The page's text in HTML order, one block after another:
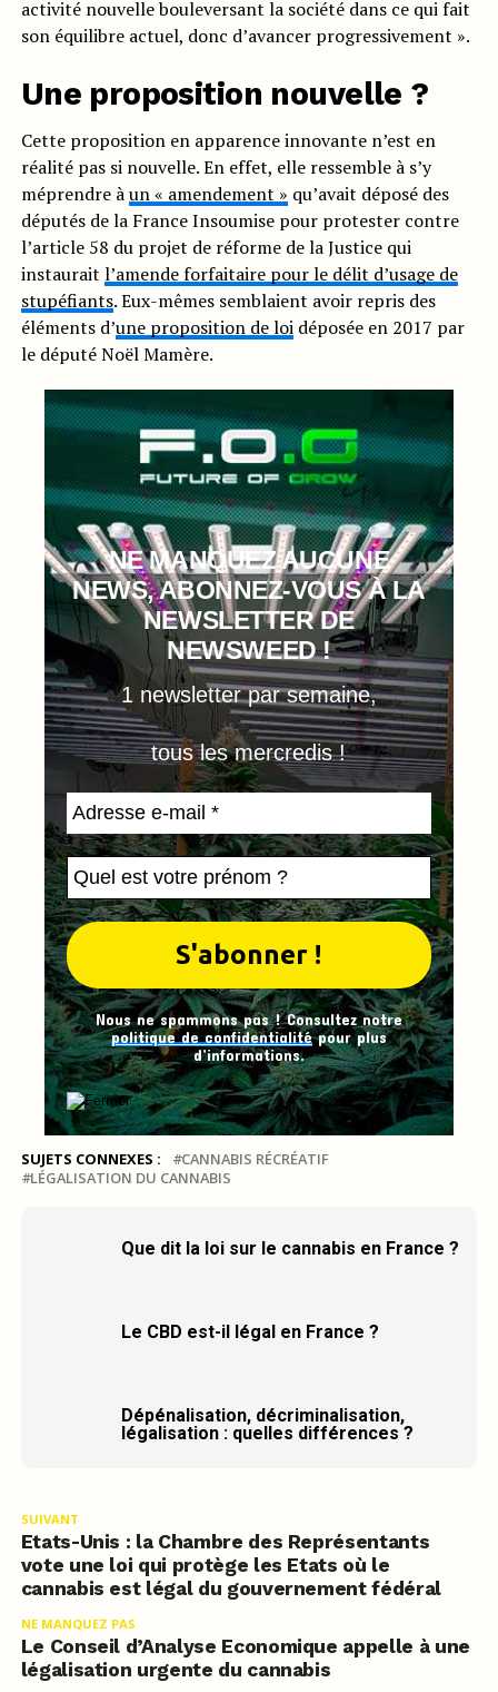
activité nouvelle bouleversant la société dans ce qui fait
son équilibre actuel, donc d’avancer progressivement ».
Une proposition nouvelle ?
Cette proposition en apparence innovante n’est en
réalité pas si nouvelle. En effet, elle ressemble à s’y
méprendre àun « amendement » qu’avait déposé des
députés de la France Insoumise pour protester contre
l’article 58 du projet de réforme de la Justice qui
instaurait l’amende forfaitaire pour le délit d’usage de
stupéfiants. Eux-mêmes semblaient avoir repris des
éléments d’une proposition de loidéposée en 2017 par
le député Noël Mamère.
NE MANQUEZ AUCUNE
NEWS, ABONNEZ-VOUS À LA
NEWSLETTER DE
NEWSWEED !
1 newsletter par semaine,
tous les mercredis !
Nous ne spammons pas ! Consultez notre
politique de confidentialitépour plus
d’informations.
SUJETS CONNEXES :
CANNABIS RÉCRÉATIF
LÉGALISATION DU CANNABIS
Que dit la loi sur le cannabis en France ?
Le CBD est-il légal en France ?
Dépénalisation, décriminalisation,
légalisation : quelles différences ?
SUIVANT
Etats-Unis : la Chambre des Représentants
vote une loi qui protège les Etats où le
cannabis est légal du gouvernement fédéral
NE MANQUEZ PAS
Le Conseil d’Analyse Economique appelle à une
légalisation urgente du cannabis